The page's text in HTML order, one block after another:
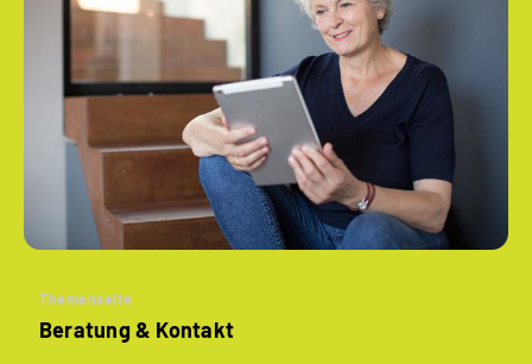
Themenseite
Beratung & Kontakt